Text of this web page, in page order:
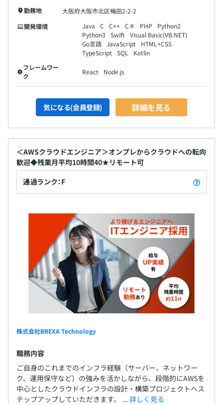
勤務地
大阪府大阪市北区梅田2-2-2
開発環境
Java C C++ C＃ PHP
Python2
Python3
Swift
Visual Basic(VB.NET)
Go言語 JavaScript
HTML+CSS
TypeScript
SQL
Kotlin
フレームワー
ク
React Node.js
気になる(会員登録) 詳細を見る
＜AWSクラウドエンジニア＞オンプレからクラウドへの転向
歓迎◆残業月平均10時間40★リモート可
通過ランク：F
株式会社BREXA Technology
職務内容
ご自身のこれまでのインフラ経験（サーバー、ネットワー
ク、運用保守など）の強みを活かしながら、段階的にAWSを
中心としたクラウドインフラの設計・構築プロジェクトへス
テップアップしていただきます。 ... 詳しく見る